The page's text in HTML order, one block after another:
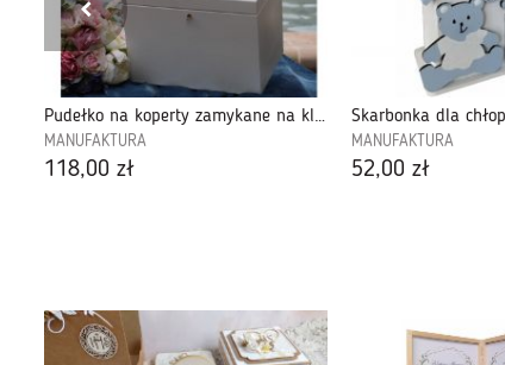
Pudełko na koperty zamykane na kluczyk- SEPK03
MANUFAKTURA
118,00 zł
Skarbonka dla
MANUFAKTURA
52,00 zł